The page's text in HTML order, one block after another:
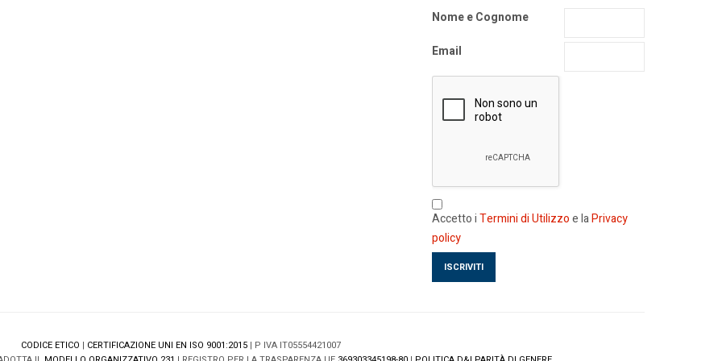
Nome e Cognome
Email
Accetto iTermini di Utilizzoe laPrivacy
policy
CODICE ETICO | CERTIFICAZIONE UNI EN ISO 9001:2015| P IVA IT05554421007